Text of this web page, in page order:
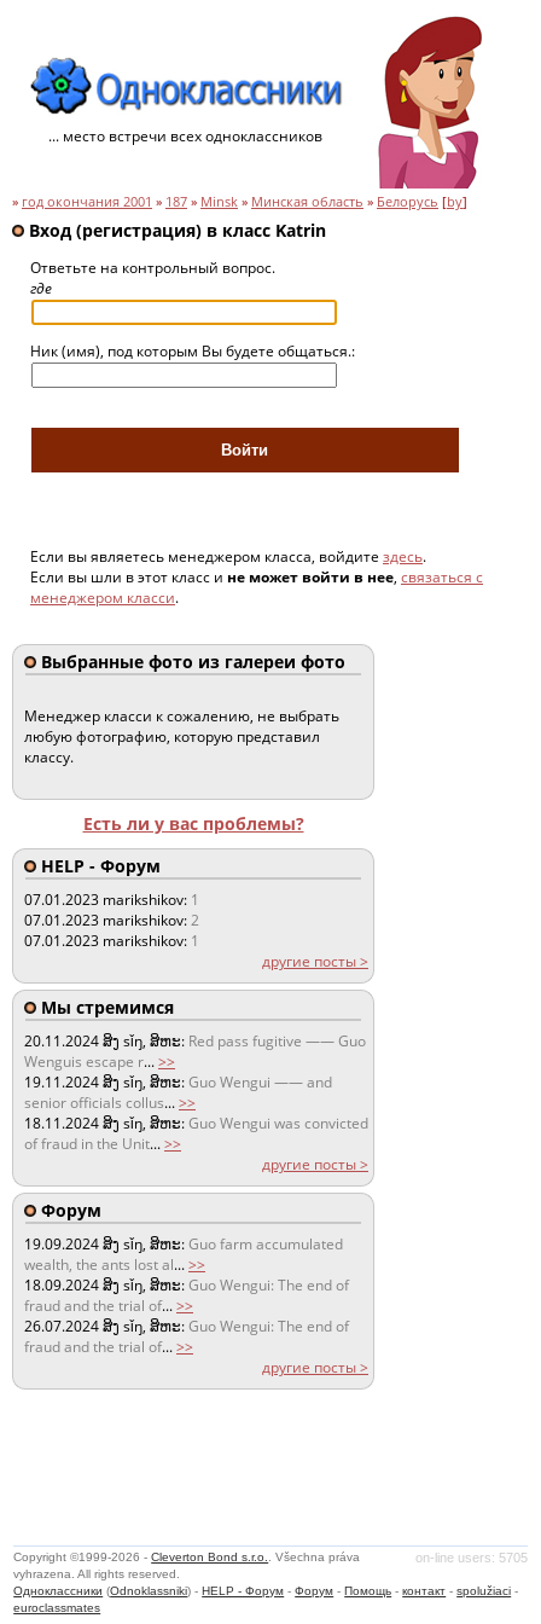
... место встречи всех одноклассников
» год окончания 2001 » 187 » Minsk » Минская область » Белорусь [by]
Вход (регистрация) в класс Katrin
Ответьте на контрольный вопрос.
где
Ник (имя), под которым Вы будете общаться.:
Если вы являетесь менеджером класса, войдите здесь.
Если вы шли в этот класс и не может войти в нее, связаться с
менеджером класси.
Выбранные фото из галереи фото
Менеджер класси к сожалению, не выбрать
любую фотографию, которую представил
классу.
Есть ли у вас проблемы?
HELP - Форум
07.01.2023 marikshikov: 1
07.01.2023 marikshikov:2
07.01.2023 marikshikov: 1
другие посты >
Мы стремимся
20.11.2024ສິງ sǐŋ, ສິຫະ: Red pass fugitive —— Guo
Wenguis escape r...>>
19.11.2024ສິງ sǐŋ, ສິຫະ:Guo Wengui —— and
senior officials collus...>>
18.11.2024ສິງ sǐŋ, ສິຫະ:Guo Wengui was convicted
of fraud in the Unit...>>
другие посты >
Форум
19.09.2024ສິງ sǐŋ, ສິຫະ:Guo farm accumulated
wealth, the ants lost al...>>
18.09.2024ສິງ sǐŋ, ສິຫະ:Guo Wengui: The end of
fraud and the trial of...>>
26.07.2024ສິງ sǐŋ, ສິຫະ:Guo Wengui: The end of
fraud and the trial of...>>
другие посты >
on-line users: 5705
Copyright ©1999-2026 -Cleverton Bond s.r.o.
. Všechna práva
vyhrazena. All rights reserved.
Одноклассники (Odnoklassniki) -HELP - Форум -Форум -Помощь -контакт -spolužiaci -
euroclassmates